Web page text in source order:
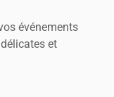
événements
et